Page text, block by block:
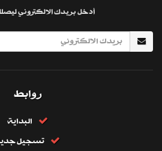
أدخل بريدك الالكتروني
روابط
البداية
تسجيل